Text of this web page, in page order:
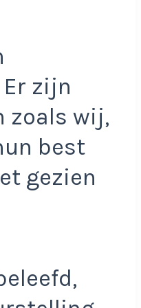
zijn
zoals wij,
best
gezien